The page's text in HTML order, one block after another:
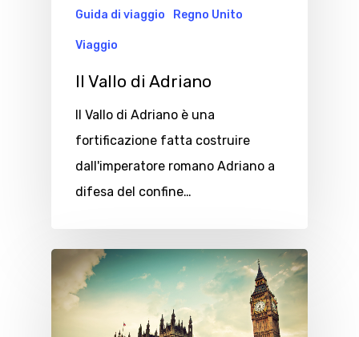
Guida di viaggio Regno Unito
Viaggio
Il Vallo di Adriano
Il Vallo di Adriano è una
fortificazione fatta costruire
dall'imperatore romano Adriano a
difesa del confine…